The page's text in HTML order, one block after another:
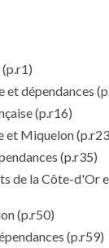
(p.r1)
et dépendances
(p.r16)
et Miquelon
(p.r35)
de la Côte-d'Or
(p.r50)
(p.r59)